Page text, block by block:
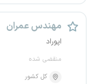
مهندس عمران
اپوراد
منقضی شده
کل کشور